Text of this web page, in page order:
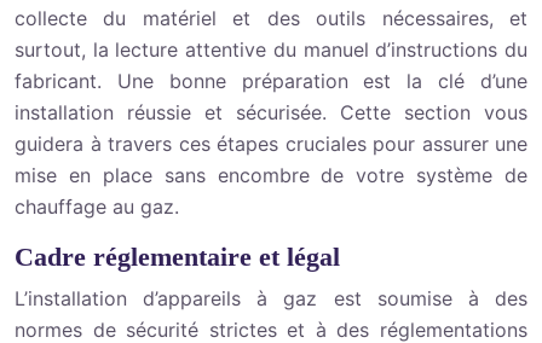
collecte du matériel et des outils nécessaires, et
surtout, la lecture attentive du manuel d’instructions du
fabricant. Une bonne préparation est la clé d’une
installation réussie et sécurisée. Cette section vous
guidera à travers ces étapes cruciales pour assurer une
mise en place sans encombre de votre système de
chauffage au gaz.
Cadre réglementaire et légal
L’installation d’appareils à gaz est soumise à des
normes de sécurité strictes et à des réglementations